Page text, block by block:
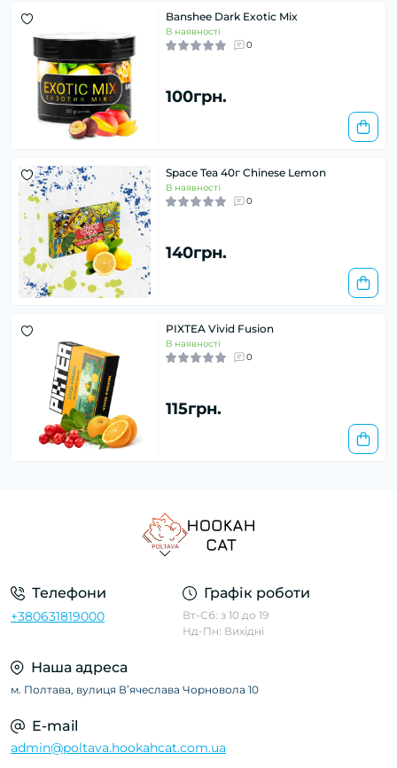
Banshee Dark Exotic Mix
В наявності
0
100грн.
Space Tea 40г Chinese Lemon
В наявності
0
140грн.
PIXTEA Vivid Fusion
В наявності
0
115грн.
Телефони
+380631819000
Графік роботи
Вт-Сб: з 10 до 19
Нд-Пн: Вихідні
Наша адреса
м. Полтава, вулиця Вʼячеслава Чорновола 10
E-mail
admin@poltava.hookahcat.com.ua